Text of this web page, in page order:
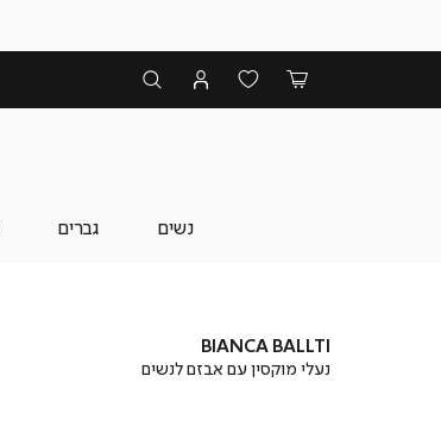
נשים גברים
BIANCA BALLTI
נעלי מוקסין עם אבזם לנשים